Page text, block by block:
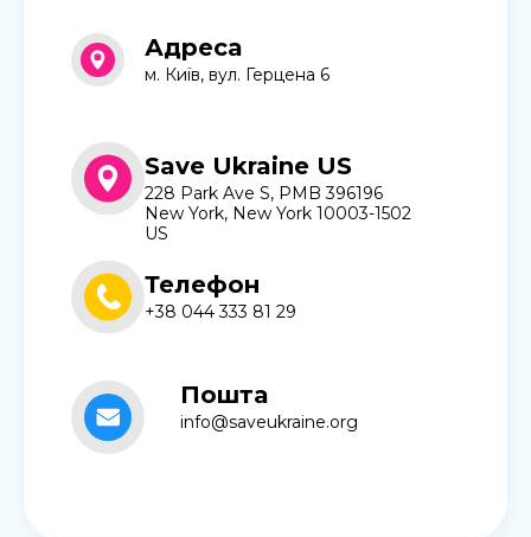
Адреса
м. Київ, вул. Герцена 6
Save Ukraine US
228 Park Ave S, PMB 396196
New York, New York 10003-1502
US
Телефон
+38 044 333 81 29
Пошта
info@saveukraine.org